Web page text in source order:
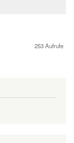
253 Aufrufe